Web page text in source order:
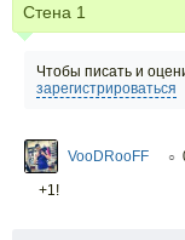
Стена 1
Чтобы писать и
зарегистрироваться
VooDRooFF ○
+1!